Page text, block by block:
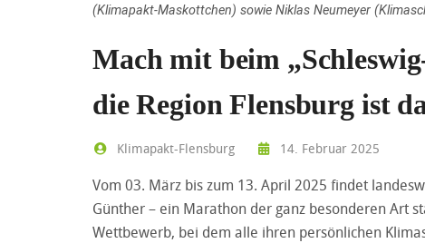
(Klimapakt-Maskottchen) sowie Niklas Neumeyer
Mach mit beim
die Region Flensburg ist
Klimapakt-Flensburg 14. Februar 2025
Vom 03. März bis zum 13. April 2025 findet
Günther – ein Marathon der ganz besonderen Art
Wettbewerb, bei dem alle ihren persönlichen